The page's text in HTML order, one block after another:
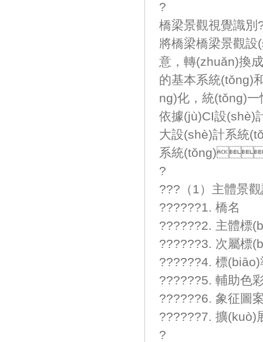
?
橋梁景觀視覺識
將橋梁橋梁景觀
意，轉(zhuǎn)換
的基本系統(tǒng)和
ng)化，統(tǒng)一
依據(jù)CI設(shè)
大設(shè)計系統
系統
?
???（1）主體景
??????1. 橋名
??????2. 主體標
??????3. 次屬標
??????4. 標
??????5. 輔助色
??????6. 象征圖
??????7. 擴(kuò)
?